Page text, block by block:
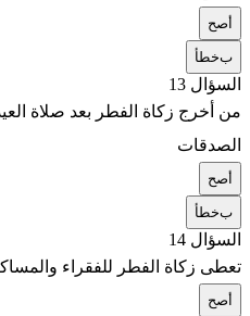
صح
بخطأ
السؤال 13
من أخرج زكاة الفطر بعد صلاة
الصدقات
صح
بخطأ
السؤال 14
تعطى زكاة الفطر للفقراء
صح